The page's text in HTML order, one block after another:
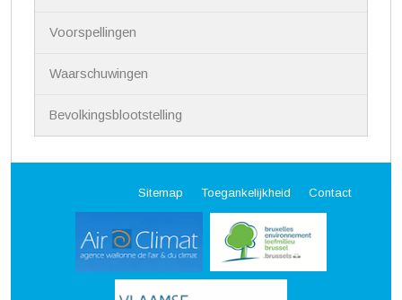
Voorspellingen
Waarschuwingen
Bevolkingsblootstelling
Sitemap Toegankelijkheid Contact